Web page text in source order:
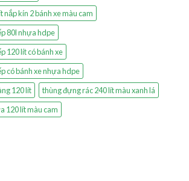
kín 2 bánh xe màu cam
80l nhựa hdpe
120 lít có bánh xe
có bánh xe nhựa hdpe
120 lít
thùng đựng rác 240 lít màu xanh lá
120 lít màu cam